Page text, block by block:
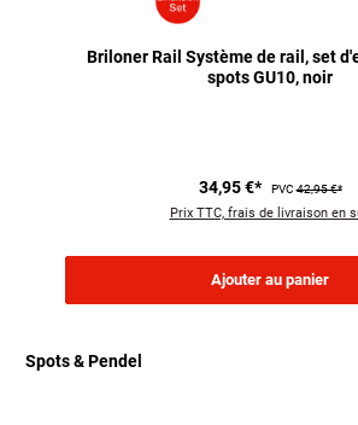
Briloner Rail Système de rail, set
spots GU10, noir
34,95 €* PVC42,95 €*
Prix TTC, frais de livraison en
Ajouter au panier
Spots & Pendel